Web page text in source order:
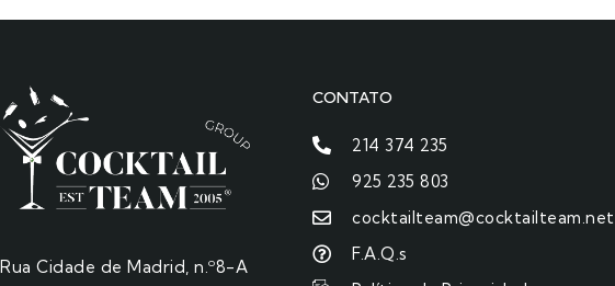
Rua Cidade de Madrid, n.º8-A
CONTATO
214 374 235
925 235 803
cocktailteam@cocktailteam.net
F.A.Q.s